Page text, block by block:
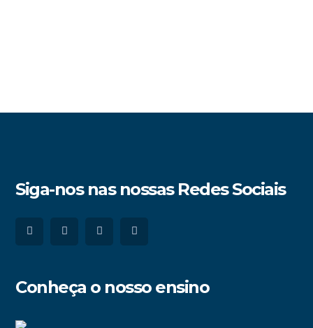
Siga-nos nas nossas Redes Sociais
Conheça o nosso ensino